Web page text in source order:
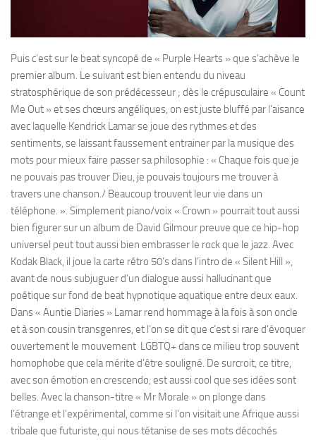
Puis c’est sur le beat syncopé de « Purple Hearts » que s’achève le
premier album. Le suivant est bien entendu du niveau
stratosphérique de son prédécesseur ; dès le crépusculaire « Count
Me Out » et ses chœurs angéliques, on est juste bluffé par l’aisance
avec laquelle Kendrick Lamar se joue des rythmes et des
sentiments, se laissant faussement entrainer par la musique des
mots pour mieux faire passer sa philosophie : « Chaque fois que je
ne pouvais pas trouver Dieu, je pouvais toujours me trouver à
travers une chanson./ Beaucoup trouvent leur vie dans un
téléphone. ». Simplement piano/voix « Crown » pourrait tout aussi
bien figurer sur un album de David Gilmour preuve que ce hip-hop
universel peut tout aussi bien embrasser le rock que le jazz. Avec
Kodak Black, il joue la carte rétro 50’s dans l’intro de « Silent Hill »,
avant de nous subjuguer d‘un dialogue aussi hallucinant que
poétique sur fond de beat hypnotique aquatique entre deux eaux.
Dans « Auntie Diaries » Lamar rend hommage à la fois à son oncle
et à son cousin transgenres, et l’on se dit que c’est si rare d’évoquer
ouvertement le mouvement LGBTQ+ dans ce milieu trop souvent
homophobe que cela mérite d’être souligné. De surcroit, ce titre,
avec son émotion en crescendo, est aussi cool que ses idées sont
belles. Avec la chanson-titre « Mr Morale » on plonge dans
l’étrange et l’expérimental, comme si l’on visitait une Afrique aussi
tribale que futuriste, qui nous tétanise de ses mots décochés